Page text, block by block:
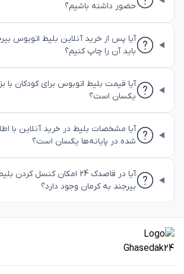
حضور داشته باشیم؟
آیا پس از خرید آنلاین بلیط اتوبوس
باید آن را چاپ کنیم؟
آیا قیمت بلیط اتوبوس برای کودکان با
یکسان است؟
آیا مشخصات بلیط در خرید آنلاین با
شده در پایانه‌ها یکسان است؟
آیا در قاصدک 24 امکان کنسل
بیرجند به کرمان وجود دارد؟